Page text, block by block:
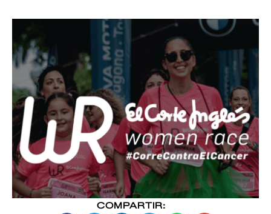
COMPARTIR: